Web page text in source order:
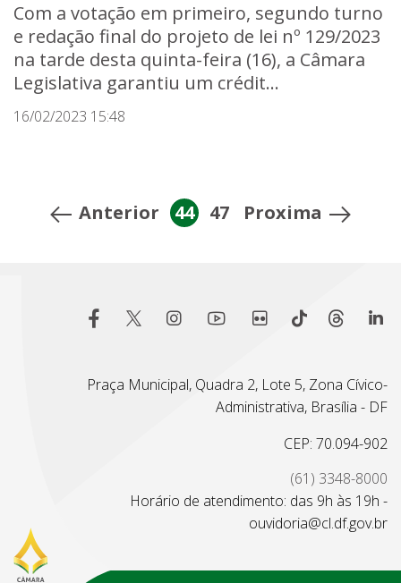
Com a votação em primeiro, segundo turno
e redação final do projeto de lei nº 129/2023
na tarde desta quinta-feira (16), a Câmara
Legislativa garantiu um crédit...
16/02/2023 15:48
Anterior 44 47 Proxima
Praça Municipal, Quadra 2, Lote 5, Zona Cívico-
Administrativa, Brasília - DF
CEP: 70.094-902
(61) 3348-8000
Horário de atendimento: das 9h às 19h -
ouvidoria@cl.df.gov.br